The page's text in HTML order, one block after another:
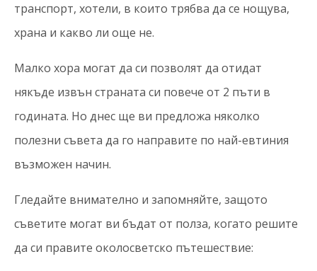
транспорт, хотели, в които трябва да се нощува,
храна и какво ли още не.
Малко хора могат да си позволят да отидат
някъде извън страната си повече от 2 пъти в
годината. Но днес ще ви предложа няколко
полезни съвета да го направите по най-евтиния
възможен начин.
Гледайте внимателно и запомняйте, защото
съветите могат ви бъдат от полза, когато решите
да си правите околосветско пътешествие: